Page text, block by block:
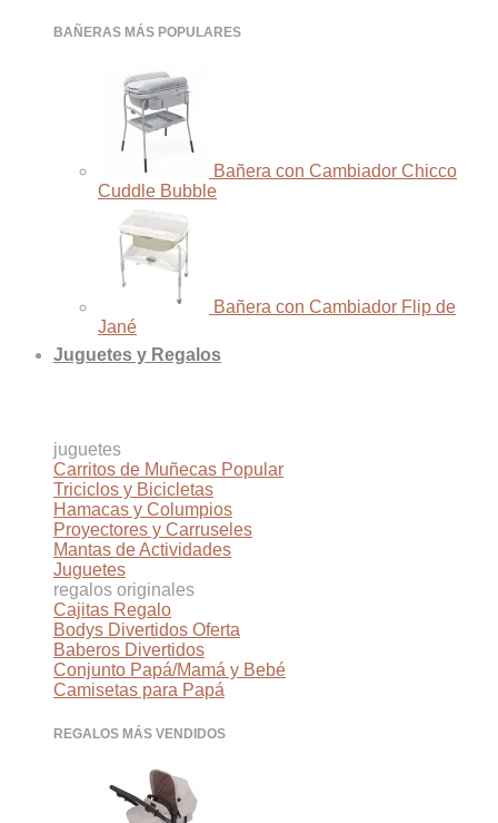
BAÑERAS MÁS POPULARES
Bañera con Cambiador Chicco
Cuddle Bubble
Bañera con Cambiador Flip de
Jané
Juguetes y Regalos
juguetes
Carritos de Muñecas
Triciclos y Bicicletas
Hamacas y Columpios
Proyectores y Carruseles
Mantas de Actividades
Juguetes
regalos originales
Cajitas Regalo
Bodys Divertidos
Baberos Divertidos
Conjunto Papá/Mamá y Bebé
Camisetas para Papá
REGALOS MÁS VENDIDOS